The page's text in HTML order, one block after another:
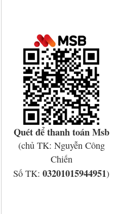
Quét để thanh toán Msb
(chủ TK: Nguyễn Công
Chiến
Số TK: 03201015944951)